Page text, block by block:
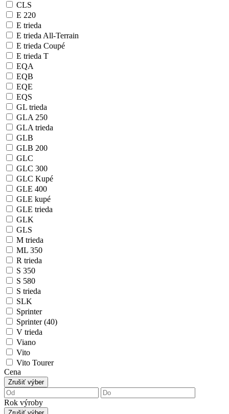
CLS
E 220
E trieda
E trieda All-Terrain
E trieda Coupé
E trieda T
EQA
EQB
EQE
EQS
GL trieda
GLA 250
GLA trieda
GLB
GLB 200
GLC
GLC 300
GLC Kupé
GLE 400
GLE kupé
GLE trieda
GLK
GLS
M trieda
ML 350
R trieda
S 350
S 580
S trieda
SLK
Sprinter
Sprinter (40)
V trieda
Viano
Vito
Vito Tourer
Cena
Zrušiť výber
Rok výroby